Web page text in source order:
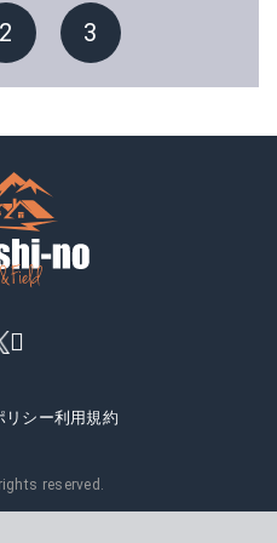
2 3
リシー利用規約
reserved.